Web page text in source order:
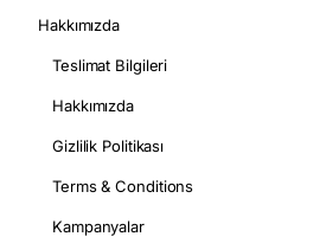
Hakkımızda
Teslimat Bilgileri
Hakkımızda
Gizlilik Politikası
Terms & Conditions
Kampanyalar